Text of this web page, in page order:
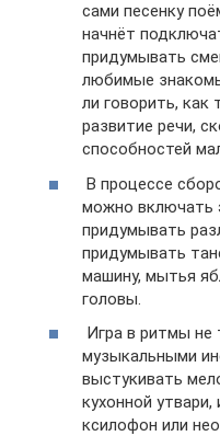
сами песенку
начнёт
придумывать
любимые
ли говорить, как
развитие речи,
способностей
В процессе
можно включать
придумывать
придумывать
машину, мытья
головы.
Игра в ритмы не
музыкальными
выстукивать
кухонной
ксилофон или